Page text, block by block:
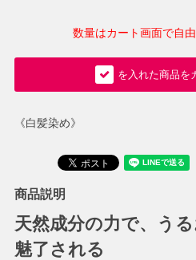
《白髪染め》
数量はカート画面で自
を入れた商品を
商品説明
天然成分の力で、う
魅了される